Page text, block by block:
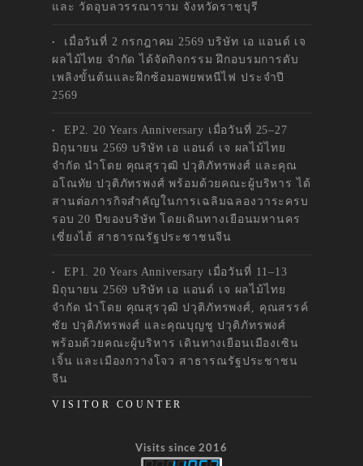
และ วัดอุบลวรรณาราม จังหวัดราชบุรี
เมื่อวันที่ 2 กรกฎาคม 2569 บริษัท เอ แอนด์ เจ
ผลไม้ไทย จำกัด ได้จัดกิจกรรม ฝึกอบรมการดับ
เพลิงขั้นต้นและฝึกซ้อมอพยพหนีไฟ ประจำปี
2569
EP2. 20 Years Anniversary เมื่อวันที่ 25–27
มิถุนายน 2569 บริษัท เอ แอนด์ เจ ผลไม้ไทย
จำกัด นำโดย คุณสุรวุฒิ ปวุติภัทรพงศ์ และคุณ
อโณทัย ปวุติภัทรพงศ์ พร้อมด้วยคณะผู้บริหาร ได้
สานต่อภารกิจสำคัญในการเฉลิมฉลองวาระครบ
รอบ 20 ปีของบริษัท โดยเดินทางเยือนมหานคร
เซี่ยงไฮ้ สาธารณรัฐประชาชนจีน
EP1. 20 Years Anniversary เมื่อวันที่ 11–13
มิถุนายน 2569 บริษัท เอ แอนด์ เจ ผลไม้ไทย
จำกัด นำโดย คุณสุรวุฒิ ปวุติภัทรพงศ์, คุณสรรค์
ชัย ปวุติภัทรพงศ์ และคุณบุญชู ปวุติภัทรพงศ์
พร้อมด้วยคณะผู้บริหาร เดินทางเยือนเมืองเซิน
เจิ้น และเมืองกวางโจว สาธารณรัฐประชาชน
จีน
VISITOR COUNTER
Visits since 2016